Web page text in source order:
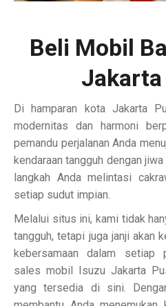
Beli Mobil
Di hamparan kota Jakarta
modernitas dan harmoni
pemandu perjalanan Anda
kendaraan tangguh dengan
langkah Anda melintasi
setiap sudut impian.
Melalui situs ini, kami tidak
tangguh, tetapi juga janji akan
kebersamaan dalam setiap
sales mobil Isuzu Jakarta
yang tersedia di sini.